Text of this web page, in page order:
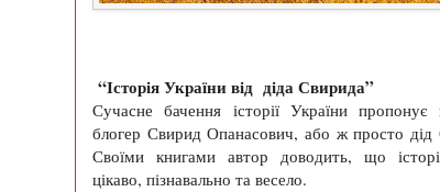
“Історія України від діда Свирида”
Сучасне бачення історії України пропонує
блогер Свирид Опанасович, або ж просто дід
Своїми книгами автор доводить, що
цікаво, пізнавально та весело.